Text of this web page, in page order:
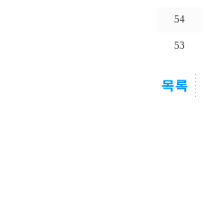
54
53